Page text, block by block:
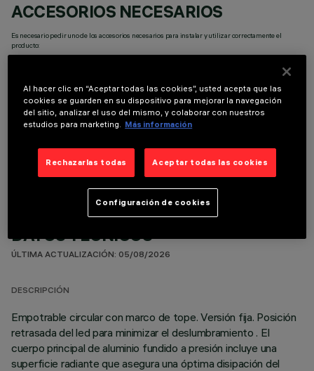
ACCESORIOS NECESARIOS
Es necesario pedir uno de los accesorios necesarios para instalar y utilizar correctamente el
producto:
COMPONENTES OPCIONALES
DATOS TÉCNICOS
ÚLTIMA ACTUALIZACIÓN: 05/08/2026
DESCRIPCIÓN
Empotrable circular con marco de tope. Versión fija. Posición
retrasada del led para minimizar el deslumbramiento . El
cuerpo principal de aluminio fundido a presión incluye una
superficie radiante que asegura una óptima disipación del
Al hacer clic en “Aceptar todas las cookies”, usted acepta que las
cookies se guarden en su dispositivo para mejorar la navegación
del sitio, analizar el uso del mismo, y colaborar con nuestros
estudios para marketing. Más información
Rechazarlas todas Aceptar todas las cookies
Configuración de cookies